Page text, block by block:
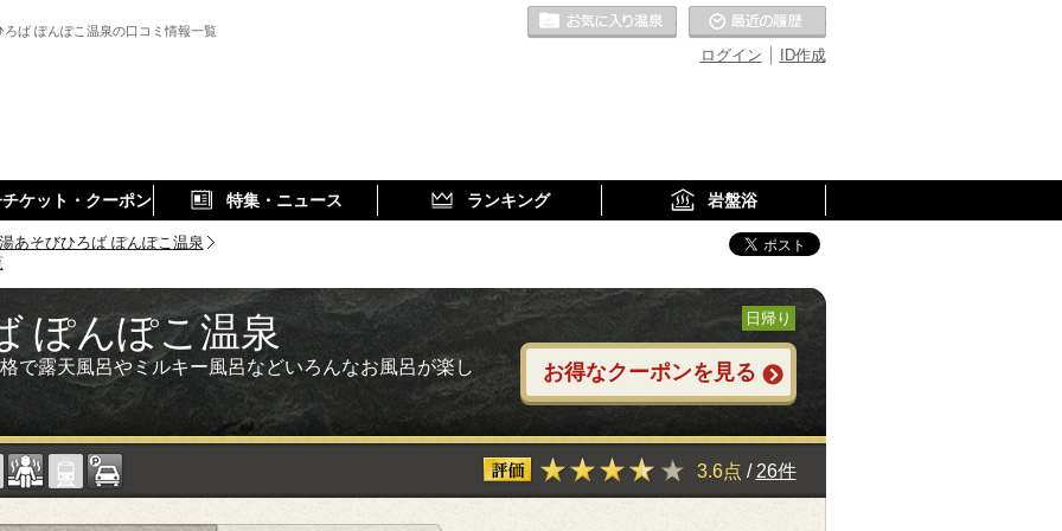
ろば ぽんぽこ温泉の口コミ情報一覧
ID作成
ログイン
お気に入りの温泉
ケット・クーポン 特集・ニュース ランキング 岩盤浴
あそびひろば ぽんぽこ温泉
ぽんぽこ温泉
で露天風呂やミルキー風呂などいろんなお風呂が楽し
日帰り
お得なクーポンを見る
3.6点 / 26件